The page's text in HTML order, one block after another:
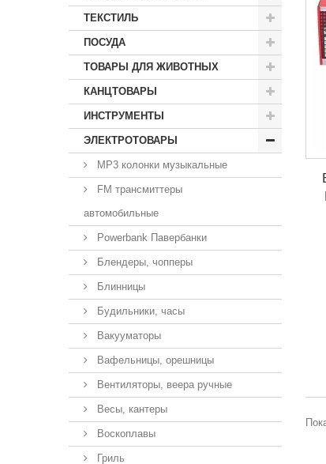
ТЕКСТИЛЬ
ПОСУДА
ТОВАРЫ ДЛЯ ЖИВОТНЫХ
КАНЦТОВАРЫ
ИНСТРУМЕНТЫ
ЭЛЕКТРОТОВАРЫ
MP3 колонки музыкальные
FM трансмиттеры
автомобильные
Powerbank Павербанки
Блендеры, чопперы
Блинницы
Будильники, часы
Вакууматоры
Вафельницы, орешницы
Вентиляторы, веера ручные
Весы, кантеры
Воскоплавы
Гриль